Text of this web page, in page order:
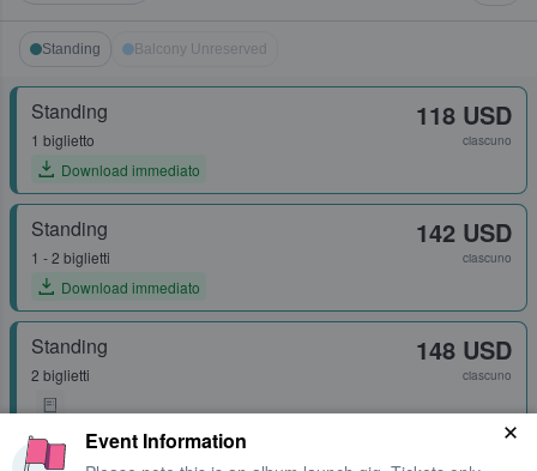
Standing Balcony Unreserved
Standing
1 biglietto
Download immediato
118 USD
ciascuno
Standing
1 - 2 biglietti
Download immediato
142 USD
ciascuno
Standing
2 biglietti
148 USD
ciascuno
Standing
Event Information